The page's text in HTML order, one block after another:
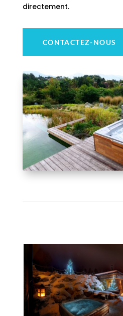
directement.
CONTACTEZ-NOUS